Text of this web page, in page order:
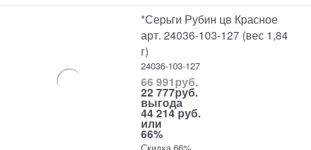
*Серьги Рубин цв Красное
арт. 24036-103-127 (вес 1,84
г)
24036-103-127
66 991руб.
22 777руб.
выгода
44 214 руб.
или
66%
Скидка 66%